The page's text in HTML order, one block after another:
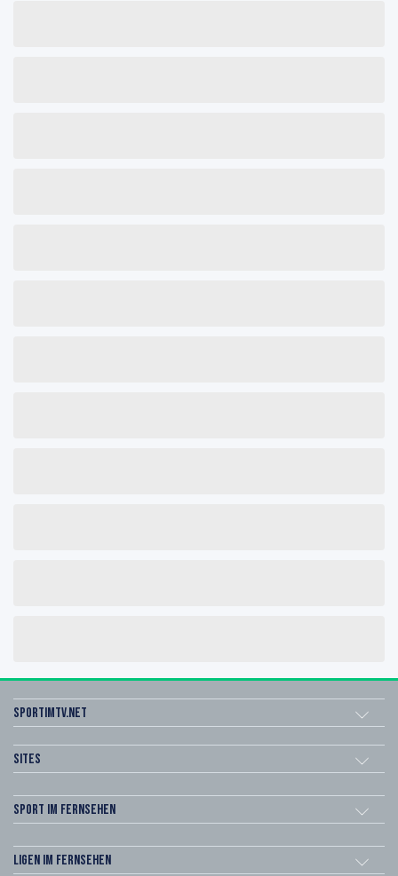
sportimtv.net
Sites
Sport im Fernsehen
Ligen im Fernsehen